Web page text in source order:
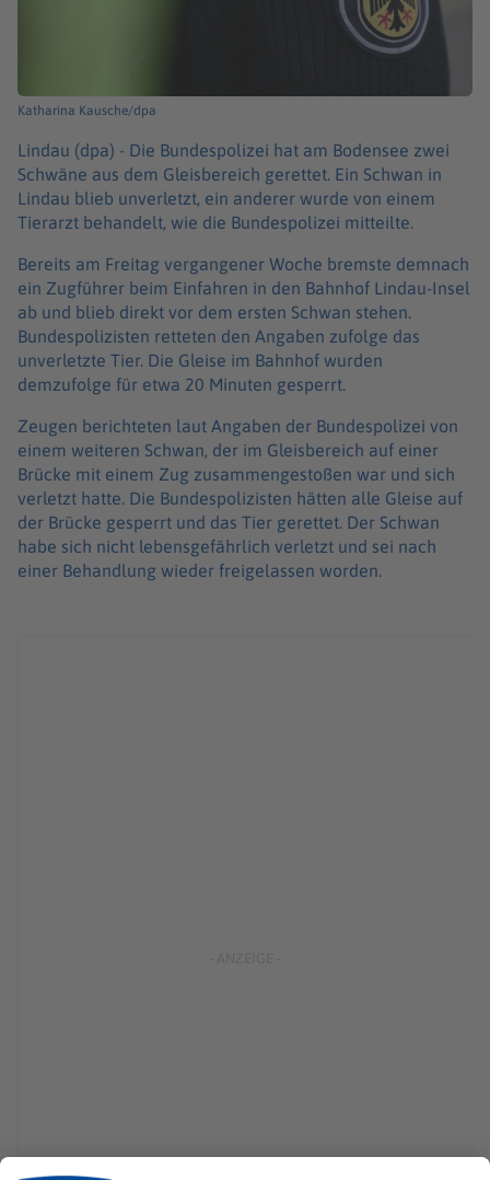
Katharina Kausche/dpa
Lindau (dpa) - Die Bundespolizei hat am Bodensee zwei
Schwäne aus dem Gleisbereich gerettet. Ein Schwan in
Lindau blieb unverletzt, ein anderer wurde von einem
Tierarzt behandelt, wie die Bundespolizei mitteilte.
Bereits am Freitag vergangener Woche bremste demnach
ein Zugführer beim Einfahren in den Bahnhof Lindau-Insel
ab und blieb direkt vor dem ersten Schwan stehen.
Bundespolizisten retteten den Angaben zufolge das
unverletzte Tier. Die Gleise im Bahnhof wurden
demzufolge für etwa 20 Minuten gesperrt.
Zeugen berichteten laut Angaben der Bundespolizei von
einem weiteren Schwan, der im Gleisbereich auf einer
Brücke mit einem Zug zusammengestoßen war und sich
verletzt hatte. Die Bundespolizisten hätten alle Gleise auf
der Brücke gesperrt und das Tier gerettet. Der Schwan
habe sich nicht lebensgefährlich verletzt und sei nach
einer Behandlung wieder freigelassen worden.